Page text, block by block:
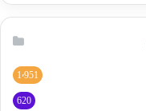
1٬951
620